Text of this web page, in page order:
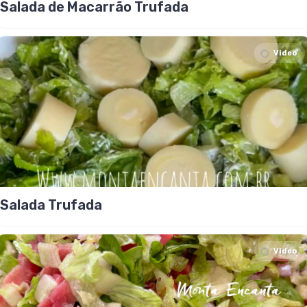
Salada de Macarrão Trufada
Video
Salada Trufada
Video